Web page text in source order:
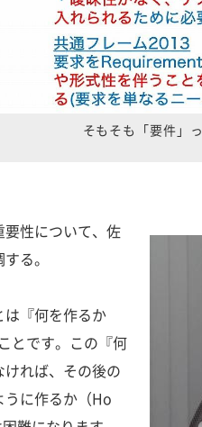
そもそも「要件」
性について、佐
る。
は『何を作るか
とです。この『何
れば、その後の
に作るか（Ho